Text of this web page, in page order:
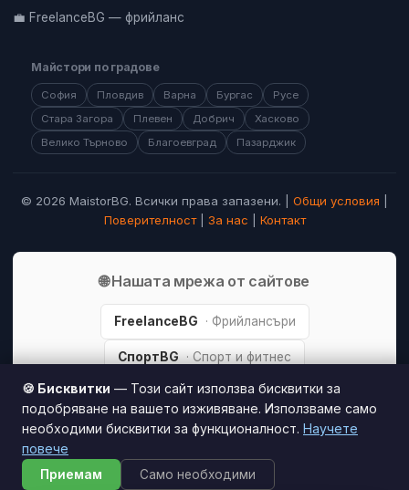
💼 FreelanceBG — фрийланс
Майстори по градове
София Пловдив Варна Бургас
Русе
Стара Загора
Плевен Добрич
Хасково
Велико Търново
Благоевград Пазарджик
© 2026 MaistorBG. Всички права запазени. | Общи условия
Поверителност| За нас Контакт
🌐 Нашата мрежа от сайтове
FreelanceBG · Фрийлансъри
СпортBG · Спорт и фитнес
МодаBG · Мода и стил
НамаленияBG · Оферти и купони
🍪 Бисквитки — Този сайт използва бисквитки за
подобряване на вашето изживяване. Използваме само
необходими бисквитки за функционалност. Научете
повече
Приемам Само необходими